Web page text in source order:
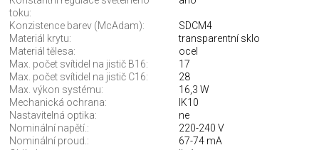
toku:
Konzistence barev (McAdam):
SDCM4
Materiál krytu:
transparentní sklo
Materiál tělesa:
ocel
Max. počet svítidel na jistič B16:
17
Max. počet svítidel na jistič C16:
28
Max. výkon systému:
16,3 W
Mechanická ochrana:
IK10
Nastavitelná optika:
ne
Nominální napětí.:
220-240 V
Nominální proud.:
67-74 mA